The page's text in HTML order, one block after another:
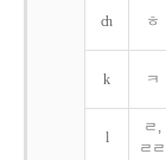
ch ㅎ
k ㅋ
l
ㄹ,
ㄹㄹ